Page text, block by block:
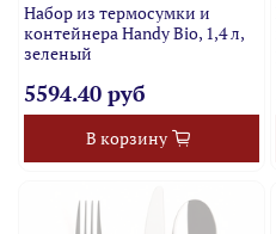
Набор из термосумки и
контейнера Handy Bio, 1,4 л,
зеленый
5594.40 руб
В корзину